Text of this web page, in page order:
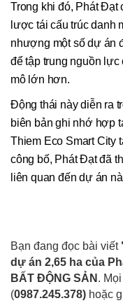
Trong khi đó, Phát Đạt
lược tái cấu trúc danh
nhượng một số dự án
để tập trung nguồn
mô lớn hơn.
Động thái này diễn ra
biên bản ghi nhớ hợp
Thiem Eco Smart City
công bố, Phát Đạt đã
liên quan đến dự án
Bạn đang đọc bài viết
dự án 2,65 ha của
BẤT ĐỘNG SẢN .
(0987.245.378) hoặc